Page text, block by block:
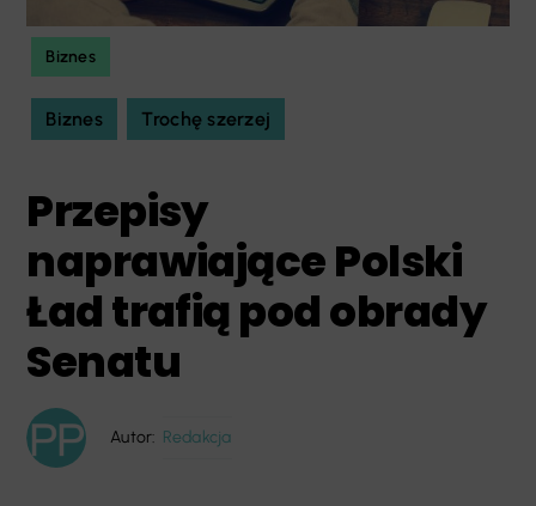
Biznes
Biznes Trochę szerzej
Przepisy
naprawiające Polski
Ład trafią pod obrady
Senatu
Autor: Redakcja